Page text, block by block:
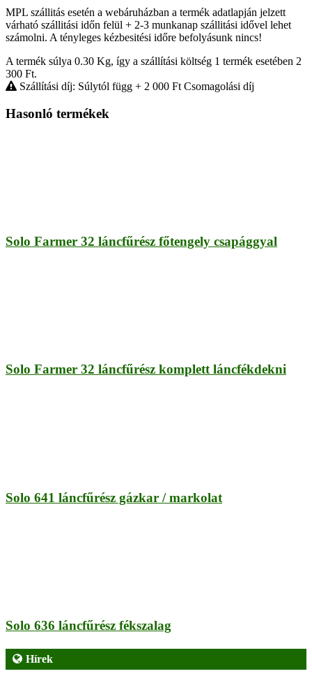
MPL szállitás esetén a webáruházban a termék adatlapján jelzett
várható szállitási időn felül + 2-3 munkanap szállitási idővel lehet
számolni. A tényleges kézbesitési időre befolyásunk nincs!
A termék súlya 0.30 Kg, így a szállítási költség 1 termék esetében 2
300 Ft.
Szállítási díj: Súlytól függ + 2 000 Ft Csomagolási díj
Hasonló termékek
Solo Farmer 32 láncfűrész főtengely csapággyal
Solo Farmer 32 láncfűrész komplett láncfékdekni
Solo 641 láncfűrész gázkar / markolat
Solo 636 láncfűrész fékszalag
Hírek